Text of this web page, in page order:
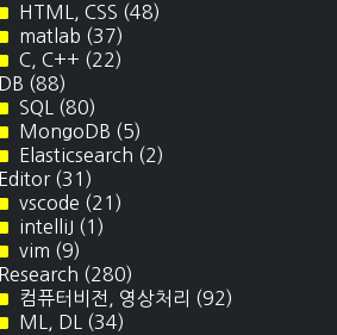
HTML, CSS (48)
matlab (37)
C, C++ (22)
DB (88)
SQL (80)
MongoDB (5)
Elasticsearch (2)
Editor (31)
vscode (21)
intelliJ (1)
vim (9)
Research (280)
컴퓨터비전, 영상처리 (92)
ML, DL (34)